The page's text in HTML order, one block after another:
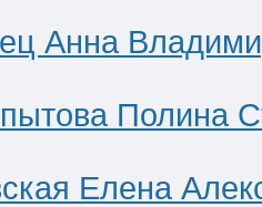
Анна
Полина
Елена